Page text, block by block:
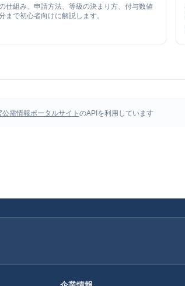
仕組み、申請方法、等級の決まり方、付与数値
まで初心者向けに解説します。
公需情報ポータルサイト のAPIを利用しています